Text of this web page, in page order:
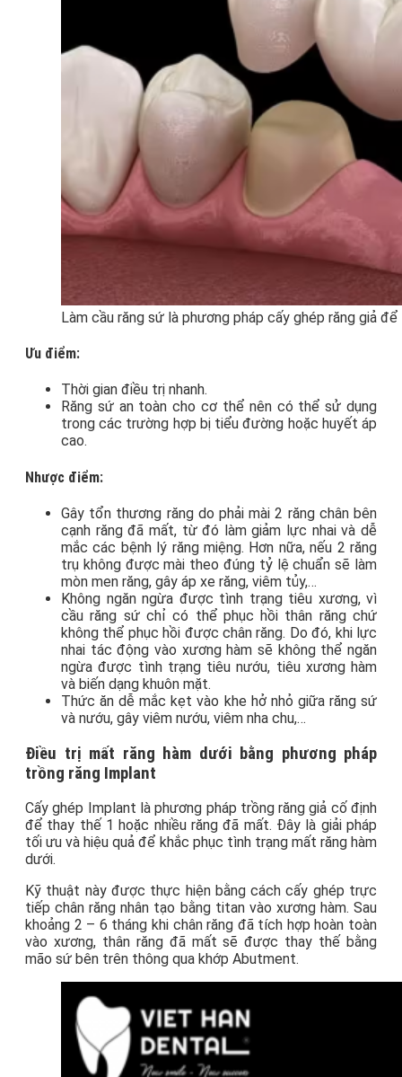
Làm cầu răng sứ là phương pháp cấy ghép răng giả
Ưu điểm:
Thời gian điều trị nhanh.
Răng sứ an toàn cho cơ thể nên có thể sử dụng
trong các trường hợp bị tiểu đường hoặc huyết áp
cao.
Nhược điểm:
Gây tổn thương răng do phải mài 2 răng chân bên
cạnh răng đã mất, từ đó làm giảm lực nhai và dễ
mắc các bệnh lý răng miệng. Hơn nữa, nếu 2 răng
trụ không được mài theo đúng tỷ lệ chuẩn sẽ làm
mòn men răng, gây áp xe răng, viêm tủy,…
Không ngăn ngừa được tình trạng tiêu xương, vì
cầu răng sứ chỉ có thể phục hồi thân răng chứ
không thể phục hồi được chân răng. Do đó, khi lực
nhai tác động vào xương hàm sẽ không thể ngăn
ngừa được tình trạng tiêu nướu, tiêu xương hàm
và biến dạng khuôn mặt.
Thức ăn dễ mắc kẹt vào khe hở nhỏ giữa răng sứ
và nướu, gây viêm nướu, viêm nha chu,…
Điều trị mất răng hàm dưới bằng phương pháp
trồng răng Implant
Cấy ghép Implant là phương pháp trồng răng giả cố định
để thay thế 1 hoặc nhiều răng đã mất. Đây là giải pháp
tối ưu và hiệu quả để khắc phục tình trạng mất răng hàm
dưới.
Kỹ thuật này được thực hiện bằng cách cấy ghép trực
tiếp chân răng nhân tạo bằng titan vào xương hàm. Sau
khoảng 2 – 6 tháng khi chân răng đã tích hợp hoàn toàn
vào xương, thân răng đã mất sẽ được thay thế bằng
mão sứ bên trên thông qua khớp Abutment.